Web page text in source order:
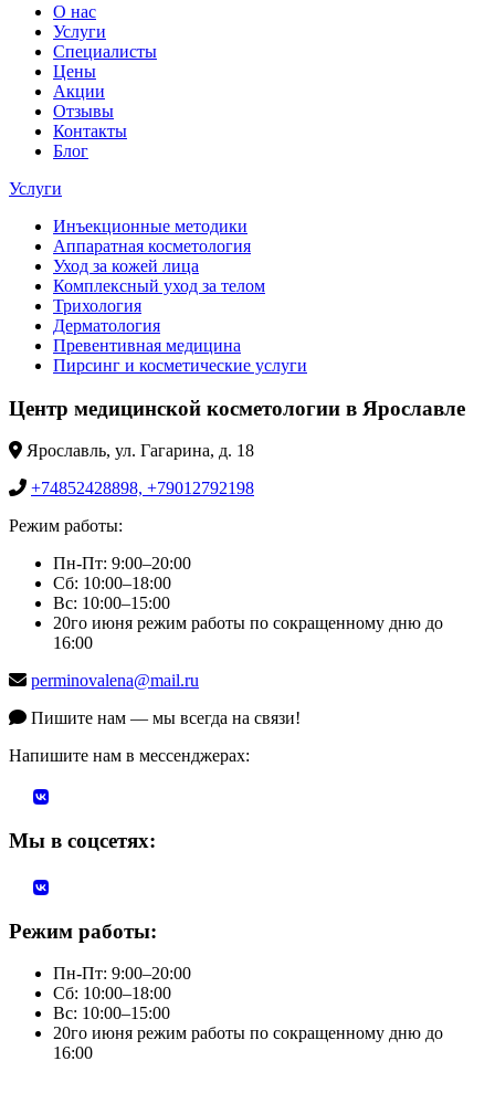
О нас
Услуги
Специалисты
Цены
Акции
Отзывы
Контакты
Блог
Услуги
Инъекционные методики
Аппаратная косметология
Уход за кожей лица
Комплексный уход за телом
Трихология
Дерматология
Превентивная медицина
Пирсинг и косметические услуги
Центр медицинской косметологии в Ярославле
Ярославль, ул. Гагарина, д. 18
+74852428898, +79012792198
Режим работы:
Пн-Пт: 9:00–20:00
Сб: 10:00–18:00
Вс: 10:00–15:00
20го июня режим работы по сокращенному дню до
16:00
perminovalena@mail.ru
Пишите нам — мы всегда на связи!
Напишите нам в мессенджерах:
Мы в соцсетях:
Режим работы:
Пн-Пт: 9:00–20:00
Сб: 10:00–18:00
Вс: 10:00–15:00
20го июня режим работы по сокращенному дню до
16:00